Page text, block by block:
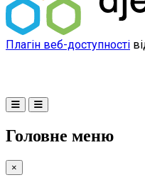
Плагін веб-доступності
Головне меню
×